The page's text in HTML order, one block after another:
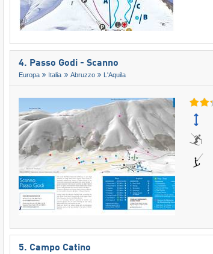
4. Passo Godi - Scanno
Europa Italia Abruzzo L'Aquila
5. Campo Catino